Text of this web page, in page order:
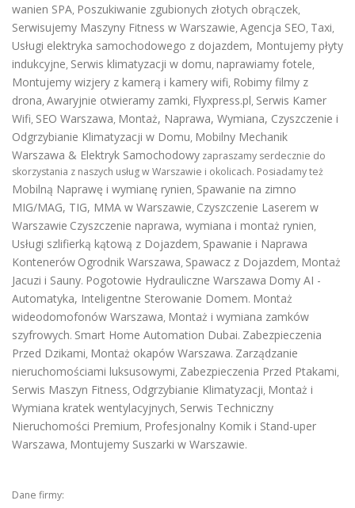
wanien SPA, Poszukiwanie zgubionych złotych obrączek,
Serwisujemy Maszyny Fitness w Warszawie, Agencja SEO, Taxi,
Usługi elektryka samochodowego z dojazdem, Montujemy płyty
indukcyjne, Serwis klimatyzacji w domu, naprawiamy fotele,
Montujemy wizjery z kamerą i kamery wifi, Robimy filmy z
drona, Awaryjnie otwieramy zamki, Flyxpress.pl, Serwis Kamer
Wifi, SEO Warszawa, Montaż, Naprawa, Wymiana, Czyszczenie i
Odgrzybianie Klimatyzacji w Domu, Mobilny Mechanik
Warszawa & Elektryk Samochodowy zapraszamy serdecznie do
skorzystania z naszych usług w Warszawie i okolicach. Posiadamy też
Mobilną Naprawę i wymianę rynien, Spawanie na zimno
MIG/MAG, TIG, MMA w Warszawie, Czyszczenie Laserem w
Warszawie Czyszczenie naprawa, wymiana i montaż rynien,
Usługi szlifierką kątową z Dojazdem, Spawanie i Naprawa
Kontenerów Ogrodnik Warszawa, Spawacz z Dojazdem, Montaż
Jacuzi i Sauny. Pogotowie Hydrauliczne Warszawa Domy AI -
Automatyka, Inteligentne Sterowanie Domem. Montaż
wideodomofonów Warszawa, Montaż i wymiana zamków
szyfrowych. Smart Home Automation Dubai. Zabezpieczenia
Przed Dzikami, Montaż okapów Warszawa. Zarządzanie
nieruchomościami luksusowymi, Zabezpieczenia Przed Ptakami,
Serwis Maszyn Fitness, Odgrzybianie Klimatyzacji, Montaż i
Wymiana kratek wentylacyjnych, Serwis Techniczny
Nieruchomości Premium, Profesjonalny Komik i Stand-uper
Warszawa, Montujemy Suszarki w Warszawie.
Dane firmy: